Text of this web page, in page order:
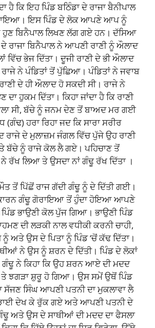
ਹੈ ਕਿ ਇਹ ਪਿੰਡ ਬਠਿੰਡਾ ਦੇ ਰਾਜਾ ਬੈਨੀਪਾਲ
ਇਸ ਪਿੰਡ ਦੇ ਲੋਕ ਆਪਣੇ ਆਪ ਨੂੰ
ਬਿਨੈਪਾਲ ਲਿਖਣ ਲੱਗ ਗਏ ਹਨ। ਦੱਸਿਆ
ਦੇ ਰਾਜਾ ਬਿਨੈਪਾਲ ਨੇ ਆਪਣੀ ਰਾਣੀ ਨੂੰ ਔਲਾਦ
ਵਿੱਚ ਭੇਜ ਦਿੱਤਾ। ਦੂਜੀ ਰਾਣੀ ਦੇ ਭੀ ਔਲਾਦ
ਨੇ ਪੰਡਿਤਾਂ ਤੋਂ ਪੁੱਛਿਆ। ਪੰਡਿਤਾਂ ਨੇ ਜਵਾਬ
ਦੇ ਹੀ ਔਲਾਦ ਹੋ ਸਕਦੀ ਸੀ। ਰਾਜੇ ਨੇ
ਦਾ ਹੁਕਮ ਦਿੱਤਾ। ਕਿਹਾ ਜਾਂਦਾ ਹੈ ਕਿ ਰਾਣੀ
ਸੀ, ਬੱਚੇ ਨੂੰ ਜਨਮ ਦੇਣ ਤੋਂ ਬਾਅਦ ਮਰ ਗਈ
ਹਰਾ ਰਿਹਾ ਜਦ ਕਿ ਸਾਰਾ ਸਰੀਰ
ਦੇ ਮੁਲਾਜ਼ਮ ਜੰਗਲ ਵਿੱਚ ਪੁੱਜੇ ਉਹ ਰਾਣੀ
ਬੱਚੇ ਨੂੰ ਰਾਜੇ ਕੋਲ ਲੈ ਗਏ। ਪਹਿਚਾਣ ਤੋਂ
ਰੱਖ ਲਿਆ ਤੇ ਉਸਦਾ ਨਾਂ ਗੰਢੂ ਰੱਖ ਦਿੱਤਾ ।
ਮੌਤ ਤੋਂ ਪਿੱਛੋਂ ਰਾਜ ਗੱਦੀ ਗੰਢੂ ਨੂੰ ਦੇ ਦਿੱਤੀ ਗਈ।
ਗੰਢੂ ਗੋਰਾਇਆ ਤੋਂ ਹੁੰਦਾ ਹੋਇਆ ਆਪਣੇ
ਭਾਉਣੀ ਕੋਲ ਪੁੱਜ ਗਿਆ। ਭਾਉਣੀ ਪਿੰਡ
ਦੀ ਲੜਕੀ ਨਾਲ ਵਧੀਕੀ ਕਰਨੀ ਚਾਹੀ,
ਅਤੇ ਉਸ ਦੇ ਪਿਤਾ ਨੂੰ ਪਿੰਡ ‘ਚੋਂ ਕੱਢ ਦਿੱਤਾ।
ਨੇ ਉਸ ਨੂੰ ਸ਼ਰਨ ਦੇ ਦਿੱਤੀ। ਪਿੰਡ ਦੇ ਲੋਕਾਂ
ਗੰਢੂ ਨੇ ਕਿਹਾ ਕਿ ਉਹ ਸ਼ਰਨ ਆਏ ਦੀ ਮਦਦ
ਝਗੜਾ ਸ਼ੁਰੂ ਹੋ ਗਿਆ। ਉਸ ਸਮੇਂ ਉਥੋਂ ਪਿੰਡ
ਸੱਜਣ ਸਿੰਘ ਆਪਣੀ ਪਤਨੀ ਦਾ ਮੁਕਲਾਵਾ ਲੈ
ਦੇਖ ਕੇ ਰੁੱਕ ਗਏ ਅਤੇ ਆਪਣੀ ਪਤਨੀ ਦੇ
ਅਤੇ ਉਸ ਦੇ ਸਾਥੀਆਂ ਦੀ ਮਦਦ ਦਾ ਫੈਸਲਾ